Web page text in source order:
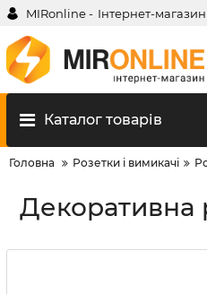
MIRonline - Інтернет-магазин
Каталог товарів
Головна Розетки і вимикачі
Декоративна